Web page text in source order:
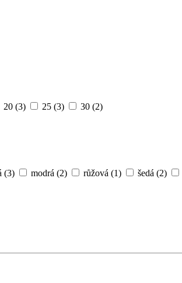
20 (3) 25 (3) 30 (2)
(3) modrá (2) růžová (1) šedá (2)